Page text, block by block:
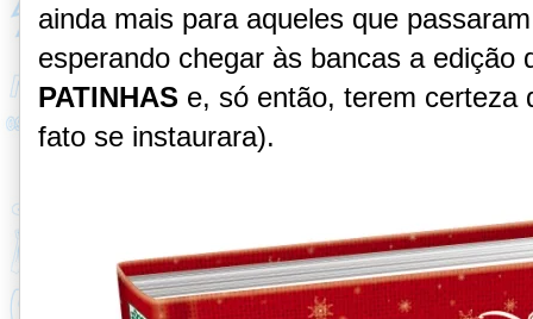
ainda mais para aqueles que
esperando chegar às bancas a edição
PATINHAS e, só então, terem certeza
fato se instaurara).